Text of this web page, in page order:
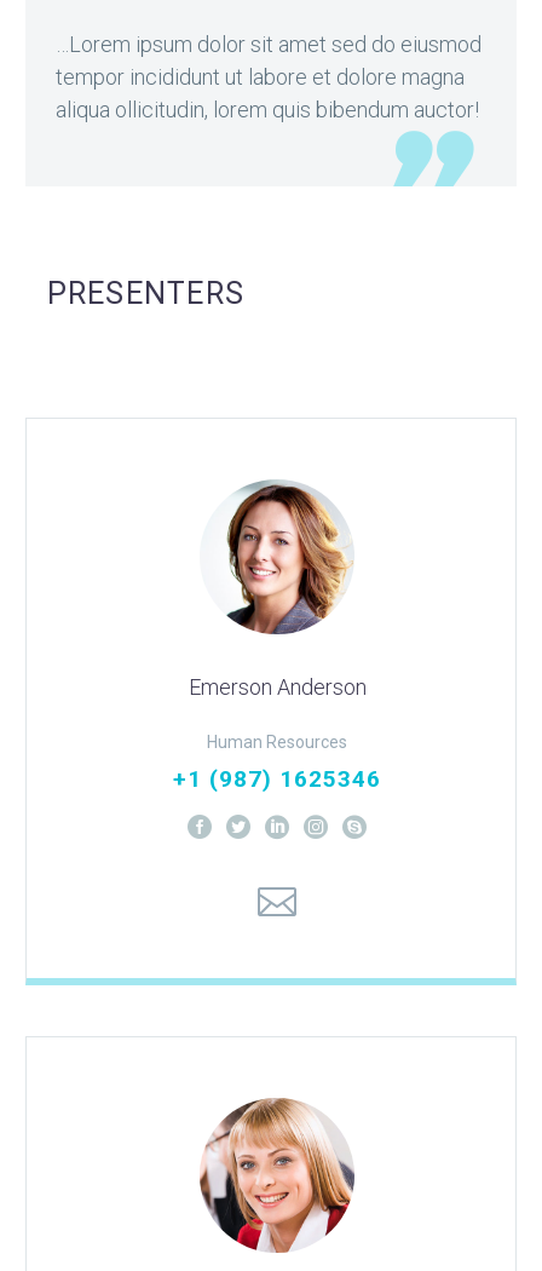
…Lorem ipsum dolor sit amet sed do eiusmod
tempor incididunt ut labore et dolore magna
aliqua ollicitudin, lorem quis bibendum auctor!
PRESENTERS
Emerson Anderson
Human Resources
+1 (987) 1625346